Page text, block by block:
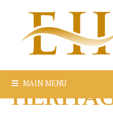
MAIN MENU